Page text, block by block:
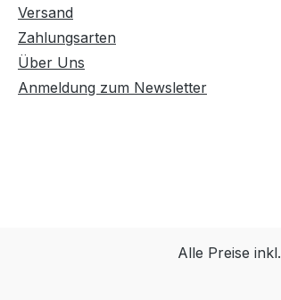
Versand
Zahlungsarten
Über Uns
Anmeldung zum Newsletter
Alle Preise